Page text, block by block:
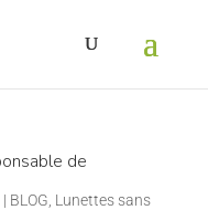
de
| BLOG Lunettes sans